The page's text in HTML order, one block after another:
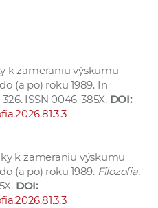
k zameraniu výskumu
(a po) roku 1989. In
326. ISSN 0046-385X. DOI:
k zameraniu výskumu
(a po) roku 1989. Filozofia,
DOI: